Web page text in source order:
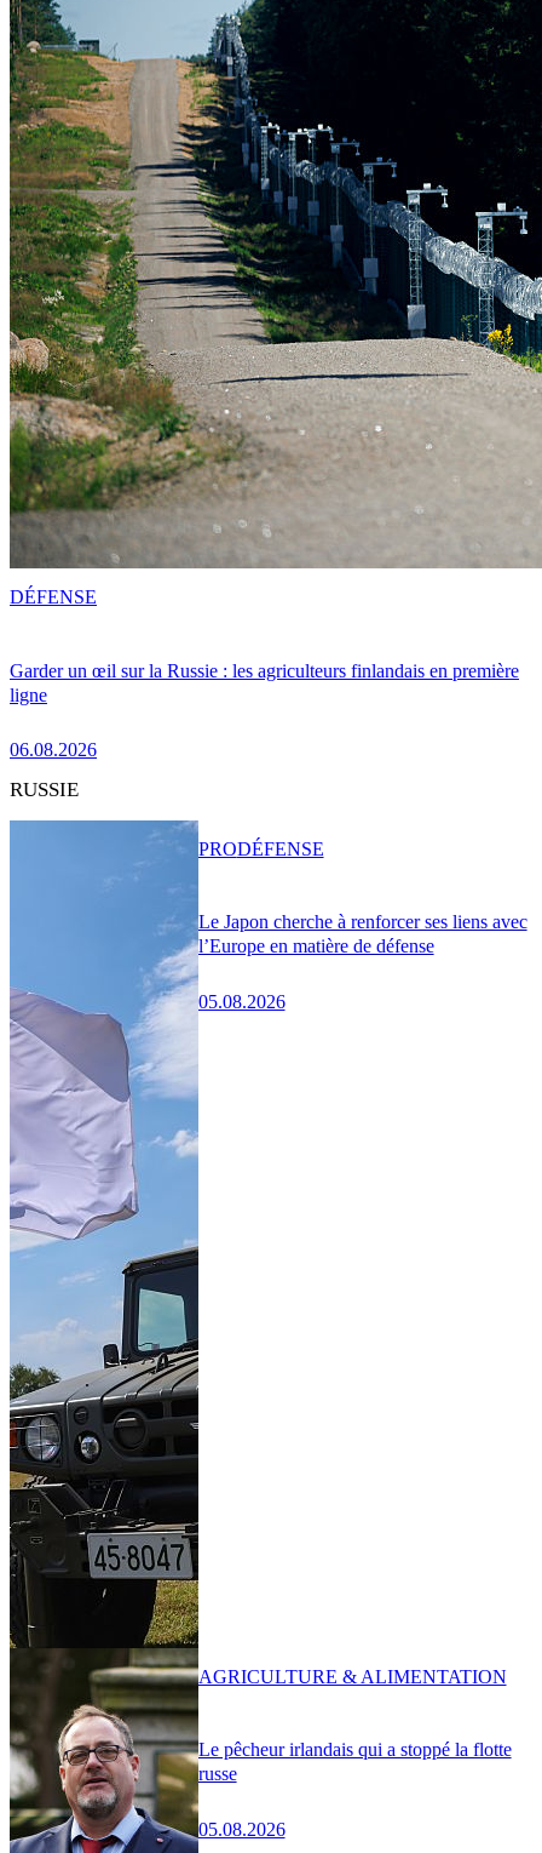
Garder un œil sur la Russie : les agriculteurs finlandais en première
ligne
06.08.2026
DÉFENSE
RUSSIE
Le Japon cherche à renforcer ses liens avec
l’Europe en matière de défense
05.08.2026
PRODÉFENSE
Le pêcheur irlandais qui a stoppé la flotte
russe
05.08.2026
AGRICULTURE & ALIMENTATION